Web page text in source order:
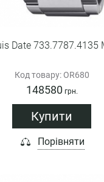
Date 733.7787.4135
Код товару: OR680
148580 грн.
Купити
Порівняти